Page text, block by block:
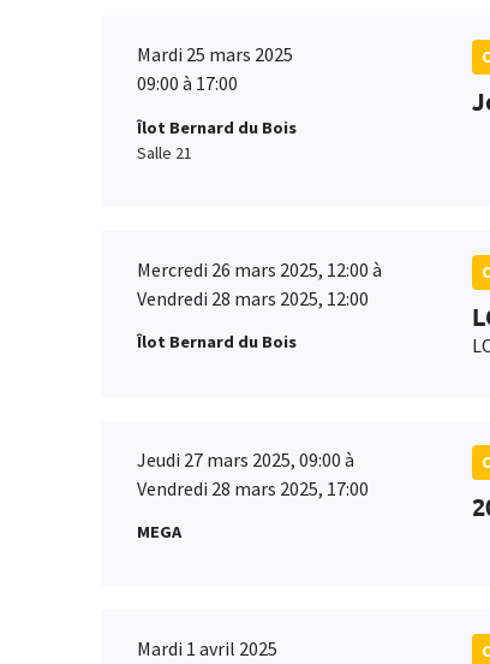
Mardi 25 mars 2025
09:00 à 17:00
Îlot Bernard du Bois
Salle 21
Mercredi 26 mars 2025, 12:00 à
Vendredi 28 mars 2025, 12:00
Îlot Bernard du Bois
Jeudi 27 mars 2025, 09:00 à
Vendredi 28 mars 2025, 17:00
MEGA
Mardi 1 avril 2025